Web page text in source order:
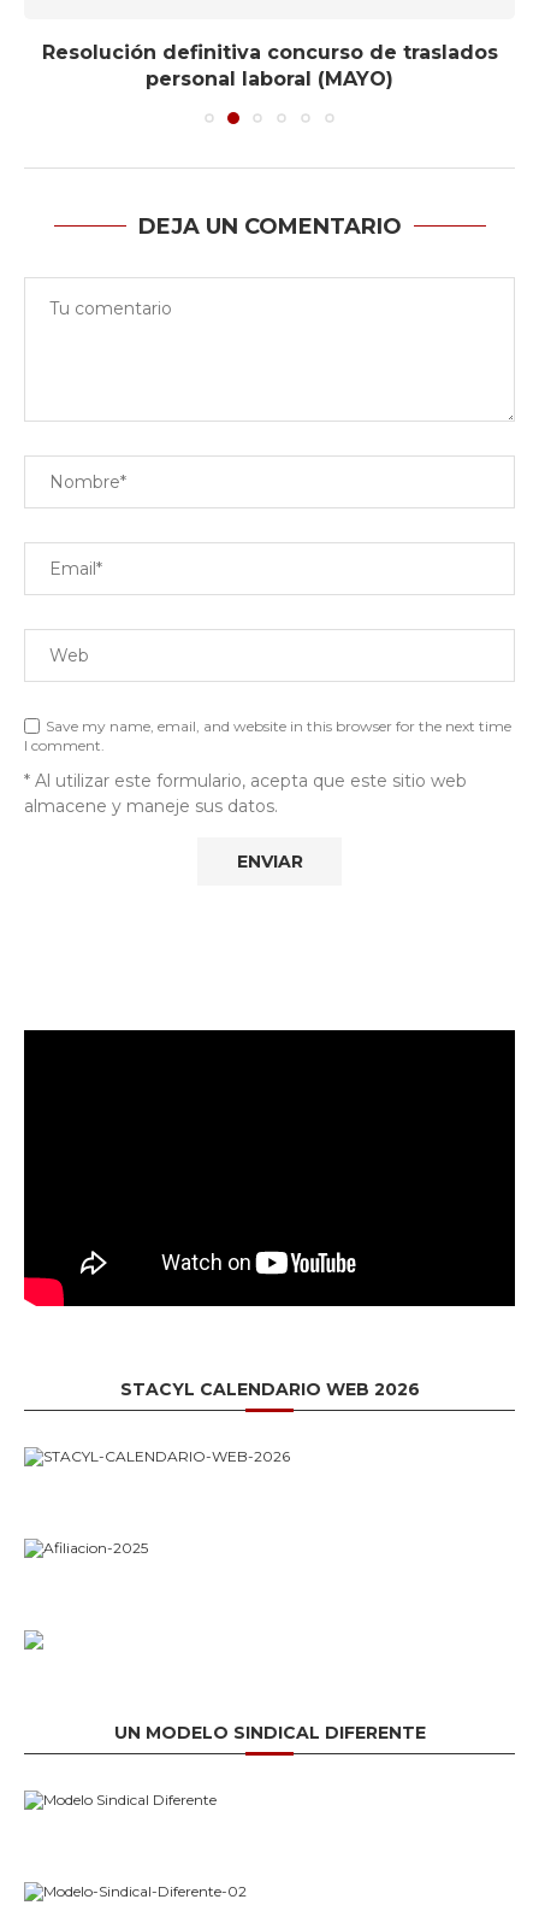
Resolución definitiva concurso de traslados
personal laboral (MAYO)
DEJA UN COMENTARIO
Save my name, email, and website in this browser for the next time
I comment.
* Al utilizar este formulario, acepta que este sitio web
almacene y maneje sus datos.
STACYL CALENDARIO WEB 2026
UN MODELO SINDICAL DIFERENTE